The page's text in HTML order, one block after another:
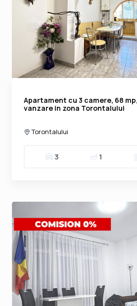
Apartament cu 3 camere, 68
vanzare in zona Torontalului
Torontalului
3 1